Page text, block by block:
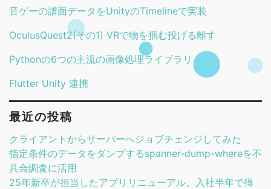
音ゲーの譜面データをUnityのTimelineで実装
OculusQuest2(その1) VRで物を掴む投げる離す
Pythonの6つの主流の画像処理ライブラリ
Flutter Unity 連携
最近の投稿
クライアントからサーバーへジョブチェンジしてみた
指定条件のデータをダンプするspanner-dump-whereを不
具合調査に活用
25年新卒が担当したアプリリニューアル。入社半年で得